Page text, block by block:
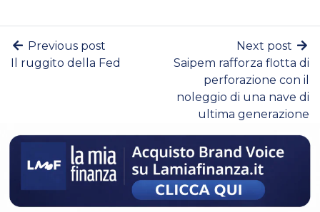
Previous post
Il ruggito della Fed
Next post
Saipem rafforza flotta di
perforazione con il
noleggio di una nave di
ultima generazione